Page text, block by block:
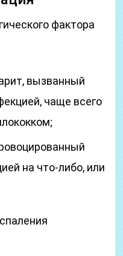
фактора
вызванный
чаще всего
на что-либо, или